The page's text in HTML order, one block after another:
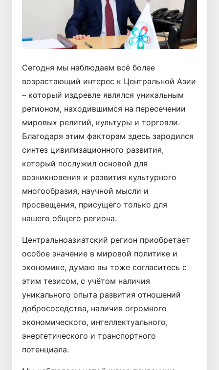
Сегодня мы наблюдаем всё более
возрастающий интерес к Центральной Азии
– который издревле являлся уникальным
регионом, находившимся на пересечении
мировых религий, культуры и торговли.
Благодаря этим факторам здесь зародился
синтез цивилизационного развития,
который послужил основой для
возникновения и развития культурного
многообразия, научной мысли и
просвещения, присущего только для
нашего общего региона.
Центральноазиатский регион приобретает
особое значение в мировой политике и
экономике, думаю вы тоже согласитесь с
этим тезисом, с учётом наличия
уникального опыта развития отношений
добрососедства, наличия огромного
экономического, интеллектуального,
энергетического и транспортного
потенциала.